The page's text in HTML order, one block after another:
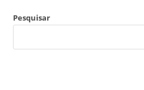
Pesquisar